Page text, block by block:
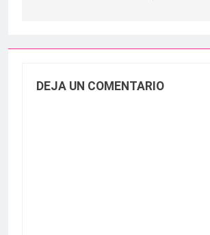
DEJA UN COMENTARIO